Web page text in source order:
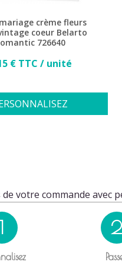
crème fleurs
coeur Belarto
726640
Prix
€ TTC / unité
de votre commande avec
1 2